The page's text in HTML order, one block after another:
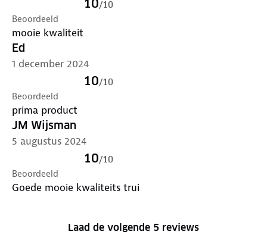
10/10
Beoordeeld
mooie kwaliteit
Ed
1 december 2024
10/10
Beoordeeld
prima product
JM Wijsman
5 augustus 2024
10/10
Beoordeeld
Goede mooie kwaliteits trui
Laad de volgende 5 reviews